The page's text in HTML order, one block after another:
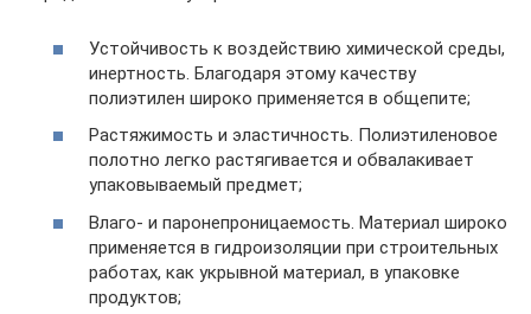
Устойчивость к воздействию химической среды,
инертность. Благодаря этому качеству
полиэтилен широко применяется в общепите;
Растяжимость и эластичность. Полиэтиленовое
полотно легко растягивается и обвалакивает
упаковываемый предмет;
Влаго- и паронепроницаемость. Материал широко
применяется в гидроизоляции при строительных
работах, как укрывной материал, в упаковке
продуктов;